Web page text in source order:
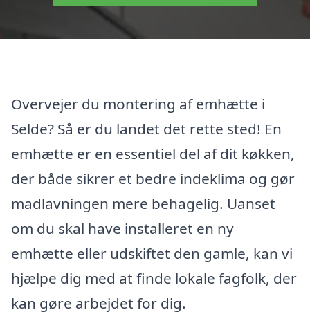
Overvejer du montering af emhætte i
Selde? Så er du landet det rette sted! En
emhætte er en essentiel del af dit køkken,
der både sikrer et bedre indeklima og gør
madlavningen mere behagelig. Uanset
om du skal have installeret en ny
emhætte eller udskiftet den gamle, kan vi
hjælpe dig med at finde lokale fagfolk, der
kan gøre arbejdet for dig.